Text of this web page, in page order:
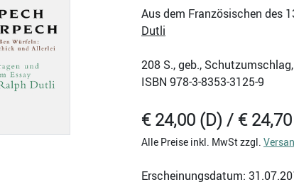
Aus dem Französischen des
Dutli
208 S., geb.,
ISBN 978-3-8353-3125-9
€ 24,00 (D) / €
Alle Preise inkl. MwSt zzgl.
Erscheinungsdatum: